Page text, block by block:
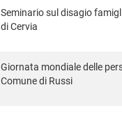
Seminario sul disagio
di Cervia
Giornata mondiale delle
Comune di Russi